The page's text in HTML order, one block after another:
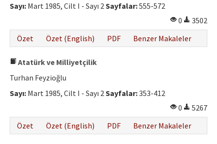
Sayı: Mart 1985, Cilt I - Sayı 2Sayfalar:555-572
0
3502
Özet
Özet (English) PDF Benzer Makaleler
Atatürk ve Milliyetçilik
Turhan Feyzioğlu
Sayı: Mart 1985, Cilt I - Sayı 2Sayfalar:353-412
0
5267
Özet
Özet (English) PDF Benzer Makaleler